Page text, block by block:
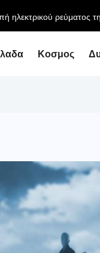
ηλεκτρικού ρεύματος
Κοσμος